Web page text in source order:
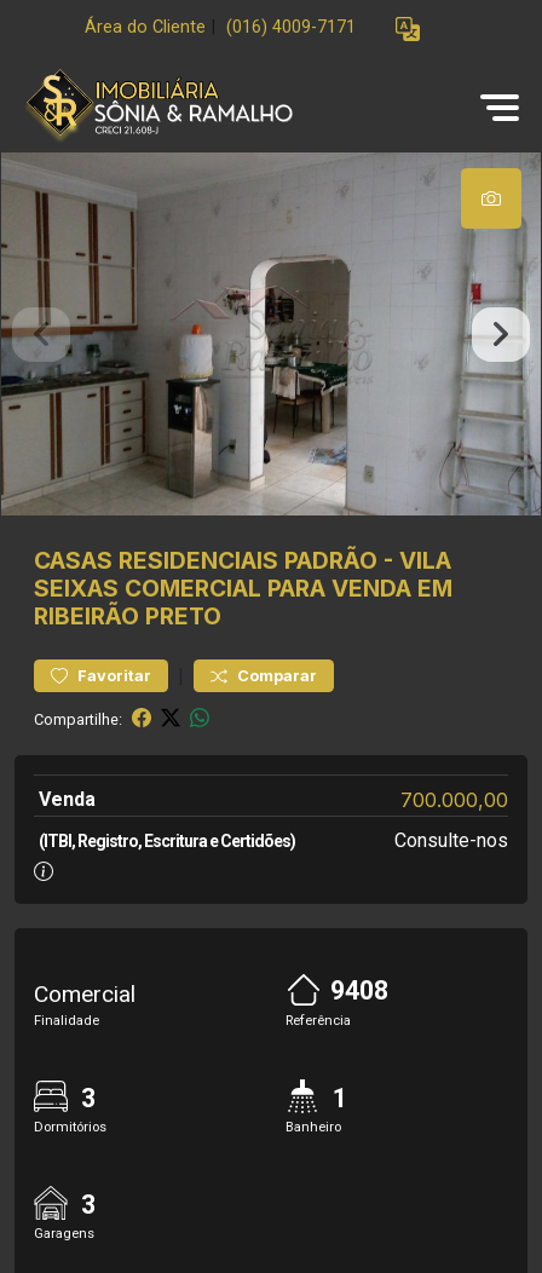
Área do Cliente (016) 4009-7171
CASAS RESIDENCIAIS PADRÃO - VILA
SEIXAS COMERCIAL PARA VENDA EM
RIBEIRÃO PRETO
Favoritar Comparar
Compartilhe:
Venda 700.000,00
(ITBI, Registro, Escritura e Certidões) Consulte-nos
Comercial
Finalidade
9408
Referência
3
Dormitórios
1
Banheiro
3
Garagens